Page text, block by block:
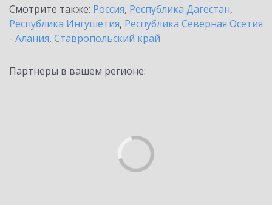
Смотрите также: Россия, Республика Дагестан,
Республика Ингушетия, Республика Северная Осетия
- Алания, Ставропольский край
Партнеры в вашем регионе: